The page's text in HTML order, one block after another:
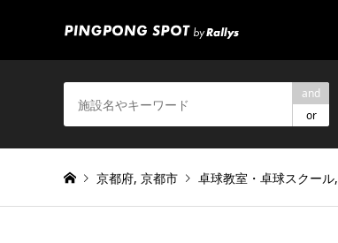
and
or
京都府, 京都市 卓球教室・卓球スクール,